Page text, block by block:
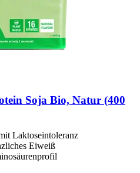
Soja Bio, Natur (400
Laktoseintoleranz
Eiweiß